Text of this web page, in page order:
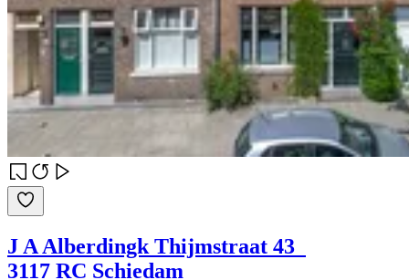
J A Alberdingk Thijmstraat 43
3117 RC Schiedam